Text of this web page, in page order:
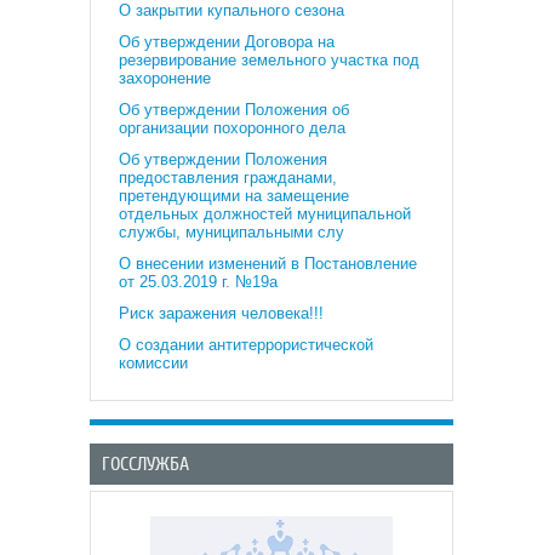
О закрытии купального сезона
Об утверждении Договора на
резервирование земельного участка под
захоронение
Об утверждении Положения об
организации похоронного дела
Об утверждении Положения
предоставления гражданами,
претендующими на замещение
отдельных должностей муниципальной
службы, муниципальными слу
О внесении изменений в Постановление
от 25.03.2019 г. №19а
Риск заражения человека!!!
О создании антитеррористической
комиссии
ГОССЛУЖБА